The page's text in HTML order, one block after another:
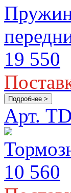
19 550
Подробнее >
Арт.
10 560